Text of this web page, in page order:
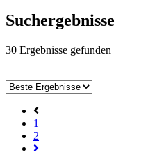
Suchergebnisse
30 Ergebnisse gefunden
1
2